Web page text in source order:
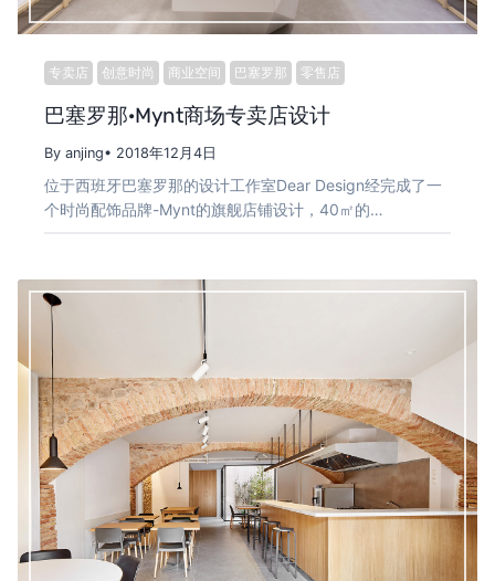
专卖店 创意时尚 商业空间 巴塞罗那 零售店
巴塞罗那·Mynt商场专卖店设计
By anjing• 2018年12月4日
位于西班牙巴塞罗那的设计工作室Dear Design经完成了一
个时尚配饰品牌-Mynt的旗舰店铺设计，40㎡的…